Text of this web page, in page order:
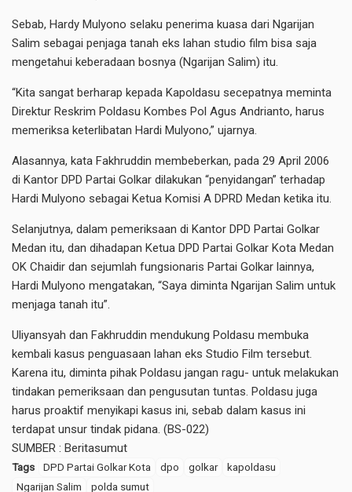
Sebab, Hardy Mulyono selaku penerima kuasa dari Ngarijan
Salim sebagai penjaga tanah eks lahan studio film bisa saja
mengetahui keberadaan bosnya (Ngarijan Salim) itu.
“Kita sangat berharap kepada Kapoldasu secepatnya meminta
Direktur Reskrim Poldasu Kombes Pol Agus Andrianto, harus
memeriksa keterlibatan Hardi Mulyono,” ujarnya.
Alasannya, kata Fakhruddin membeberkan, pada 29 April 2006
di Kantor DPD Partai Golkar dilakukan “penyidangan” terhadap
Hardi Mulyono sebagai Ketua Komisi A DPRD Medan ketika itu.
Selanjutnya, dalam pemeriksaan di Kantor DPD Partai Golkar
Medan itu, dan dihadapan Ketua DPD Partai Golkar Kota Medan
OK Chaidir dan sejumlah fungsionaris Partai Golkar lainnya,
Hardi Mulyono mengatakan, “Saya diminta Ngarijan Salim untuk
menjaga tanah itu”.
Uliyansyah dan Fakhruddin mendukung Poldasu membuka
kembali kasus penguasaan lahan eks Studio Film tersebut.
Karena itu, diminta pihak Poldasu jangan ragu- untuk melakukan
tindakan pemeriksaan dan pengusutan tuntas. Poldasu juga
harus proaktif menyikapi kasus ini, sebab dalam kasus ini
terdapat unsur tindak pidana. (BS-022)
SUMBER : Beritasumut
Tags DPD Partai Golkar Kota dpo golkar
kapoldasu
Ngarijan Salim
polda sumut